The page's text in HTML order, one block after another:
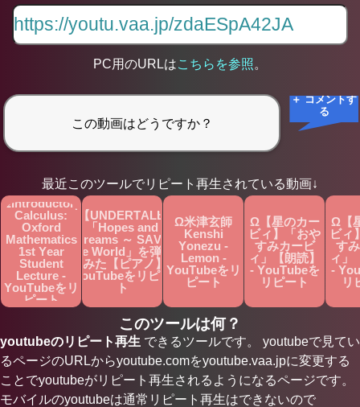
PC用のURLはこちらを参照 。
＋ コメントす
る
最近このツールでリピート再生されている動画↓
ΩIntroductory
Calculus:
Oxford
Mathematics
1st Year
Student
Lecture -
YouTubeをリ
ピート
Ω【UNDERTALE】
「Hopes and
Dreams ～ SAVE
the World」を弾い
てみた【ピアノ】 -
YouTubeをリピー
ト
Ω米津玄師
Kenshi
Yonezu -
Lemon -
YouTubeをリ
ピート
Ω【星のカー
ビィ】「おや
すみカービ
ィ」【朗読】
- YouTubeを
リピート
Ω【
ビィ
す
ィ」
-
リ
このツールは何？
youtubeのリピート再生 できるツールです。 youtubeで見てい
るページのURLからyoutube.comをyoutube.vaa.jpに変更する
ことでyoutubeがリピート再生されるようになるページです。
モバイルのyoutubeは通常リピート再生はできないので